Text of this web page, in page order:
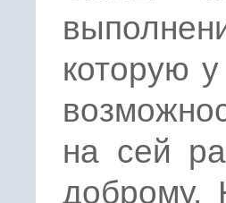
которую
на сей
доброму.